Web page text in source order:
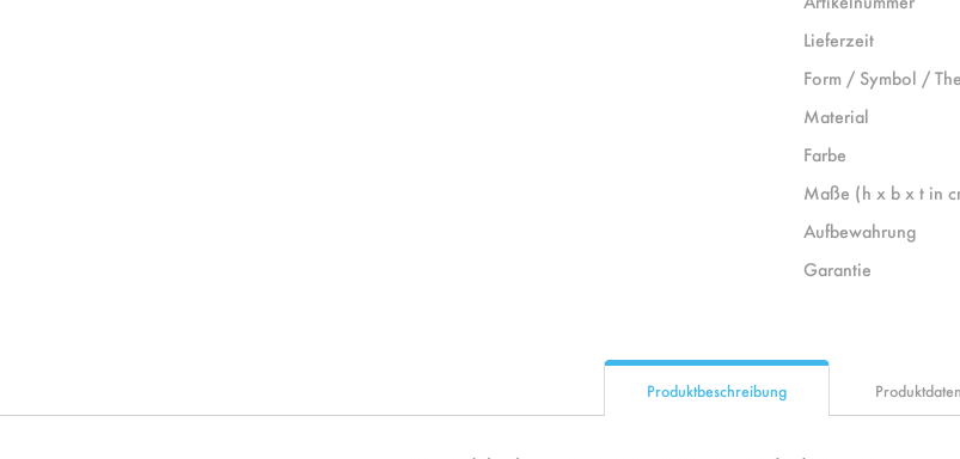
Lieferzeit
Form / Symbol /
Material
Farbe
Maße (h x b x t in
Aufbewahrung
Garantie
Produktbeschreibung Produktdaten